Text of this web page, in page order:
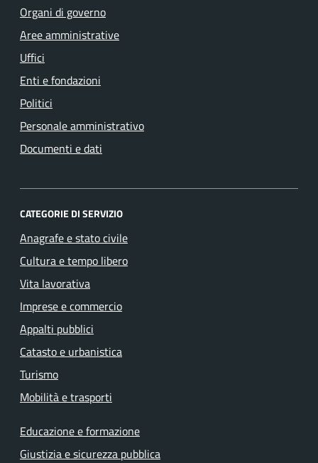
Organi di governo
Aree amministrative
Uffici
Enti e fondazioni
Politici
Personale amministrativo
Documenti e dati
CATEGORIE DI SERVIZIO
Anagrafe e stato civile
Cultura e tempo libero
Vita lavorativa
Imprese e commercio
Appalti pubblici
Catasto e urbanistica
Turismo
Mobilità e trasporti
Educazione e formazione
Giustizia e sicurezza pubblica